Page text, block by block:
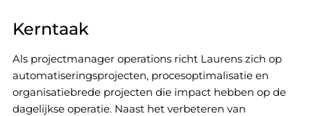
Kerntaak
Als projectmanager operations richt Laurens zich op
automatiseringsprojecten, procesoptimalisatie en
organisatiebrede projecten die impact hebben op de
dagelijkse operatie. Naast het verbeteren van